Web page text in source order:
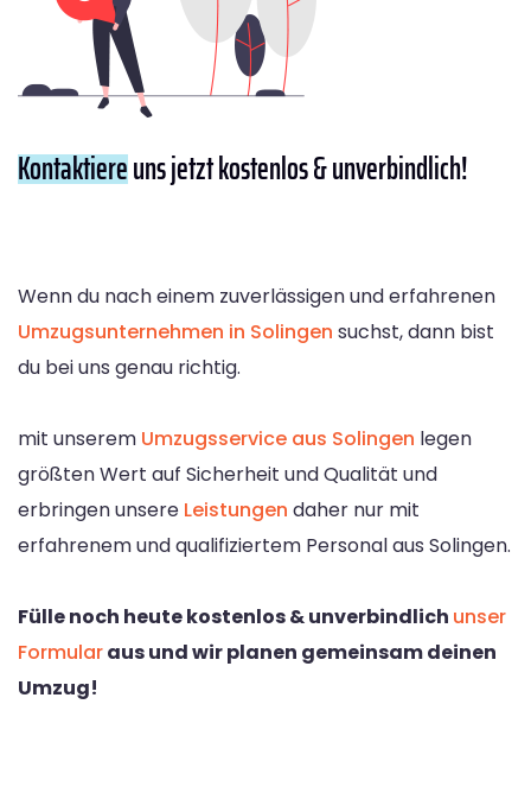
Kontaktiereuns jetzt kostenlos & unverbindlich!
Wenn du nach einem zuverlässigen und erfahrenen
Umzugsunternehmen in Solingen suchst, dann bist
du bei uns genau richtig.
mit unserem Umzugsservice aus Solingen legen
größten Wert auf Sicherheit und Qualität und
erbringen unsere Leistungen daher nur mit
erfahrenem und qualifiziertem Personal aus Solingen.
Fülle noch heute kostenlos & unverbindlich unser
Formularaus und wir planen gemeinsam deinen
Umzug!